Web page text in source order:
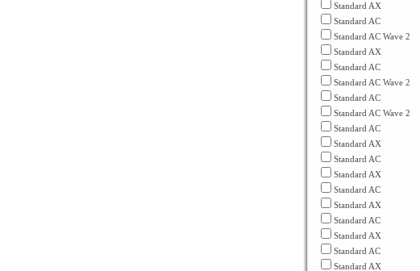
Standard AX
Standard AC
Standard AC Wave 2
Standard AX
Standard AC
Standard AC Wave 2
Standard AC
Standard AC Wave 2
Standard AC
Standard AX
Standard AC
Standard AX
Standard AC
Standard AX
Standard AC
Standard AX
Standard AC
Standard AX